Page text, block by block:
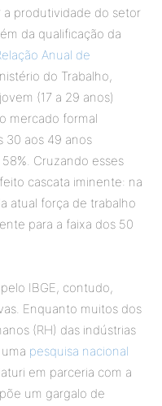
a produtividade do setor
da qualificação da
Anual de
do Trabalho,
(17 a 29 anos)
mercado formal
30 aos 49 anos
Cruzando esses
cascata iminente: na
atual força de trabalho
para a faixa dos 50
IBGE, contudo,
Enquanto muitos dos
(RH) das indústrias
pesquisa nacional
em parceria com a
um gargalo de